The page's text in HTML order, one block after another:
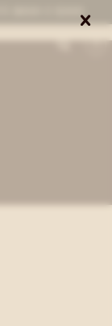
$8000 O $3000
0
